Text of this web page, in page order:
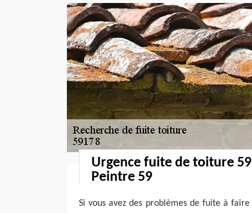
Urgence fuite de toiture
Peintre 59
Si vous avez des problèmes de fuite à